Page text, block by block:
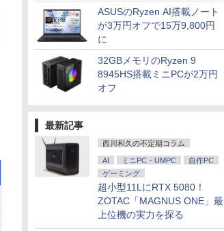
ASUSのRyzen AI搭載ノート
が3万円オフで15万9,800円
に
32GBメモリのRyzen 9
8945HS搭載ミニPCが2万円
オフ
最新記事
西川和久の不定期コラム
AI ミニPC・UMPC
自作PC
ゲーミング
超小型11LにRTX 5080！
ZOTAC「MAGNUS ONE」最
上位機の実力を探る